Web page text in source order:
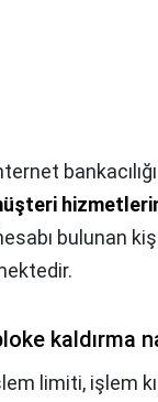
bulunan
kaldırma
limiti, işlem